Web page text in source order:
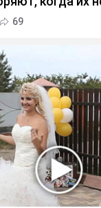
69